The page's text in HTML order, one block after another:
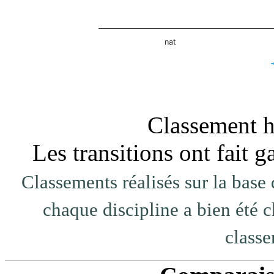
nat
Classement
Les transitions ont fait
Classements réalisés sur la
chaque discipline a bien été